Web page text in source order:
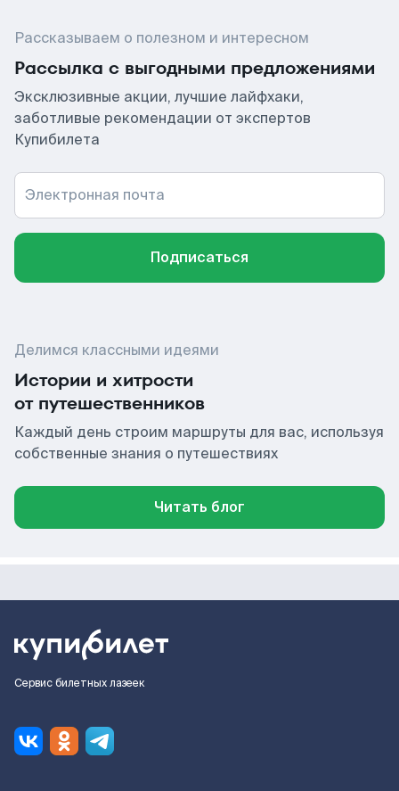
Рассказываем о полезном и интересном
Рассылка с выгодными предложениями
Эксклюзивные акции, лучшие лайфхаки,
заботливые рекомендации от экспертов
Купибилета
Электронная почта
Подписаться
Делимся классными идеями
Истории и хитрости
от путешественников
Каждый день строим маршруты для вас, используя
собственные знания о путешествиях
Читать блог
Сервис билетных лазеек